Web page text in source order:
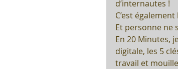
d’internautes !
C’est
Et personne ne
En 20 Minutes,
digitale, les 5
travail et